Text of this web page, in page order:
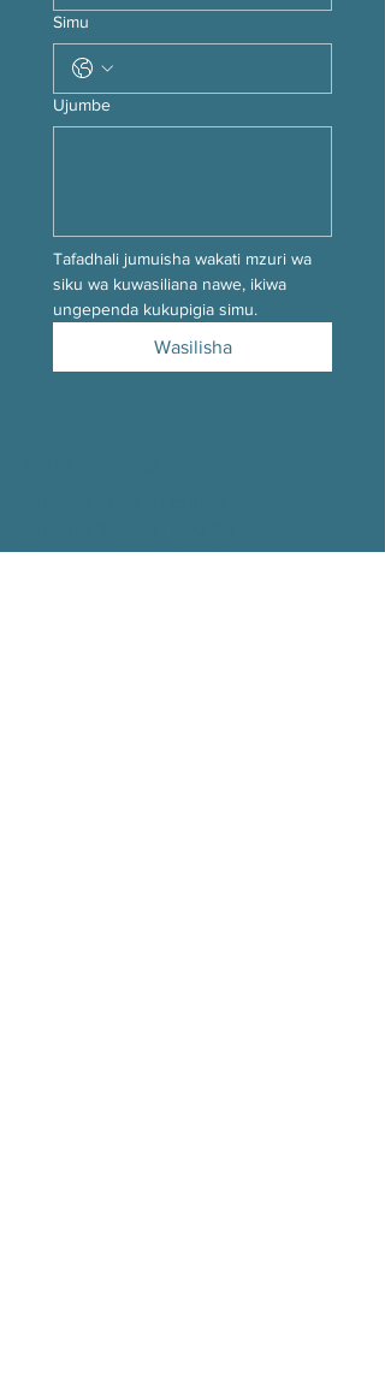
Simu
Ujumbe
Tafadhali jumuisha wakati mzuri wa
siku wa kuwasiliana nawe, ikiwa
ungependa kukupigia simu.
Wasilisha
Jumatano 9:00AM - 5:00 PM